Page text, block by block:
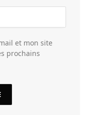
et mon site
prochains